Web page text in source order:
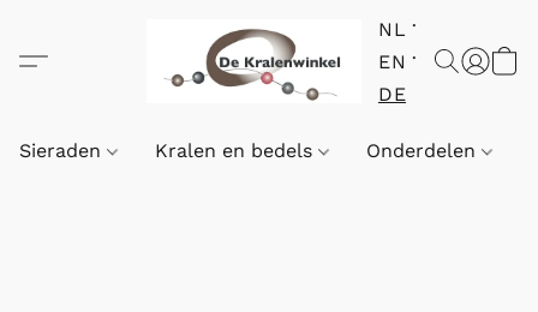
NL
EN
DE
Sieraden Kralen en bedels Onderdelen